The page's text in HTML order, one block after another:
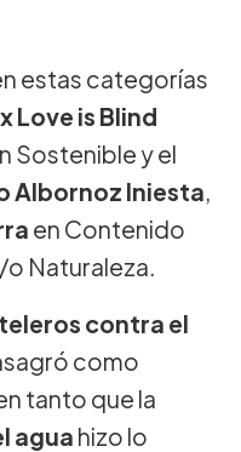
estas categorías
Love is Blind
Sostenible y el
Albornoz Iniesta,
en Contenido
Naturaleza.
contra el
como
tanto que la
agua hizo lo